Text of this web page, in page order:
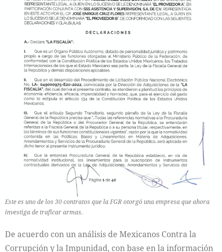
Este es uno de los 30 contratos que la FGR otorgó una empresa que ahora
investiga de traficar armas.
De acuerdo con un análisis de Mexicanos Contra la
Corrupción y la Impunidad, con base en la información